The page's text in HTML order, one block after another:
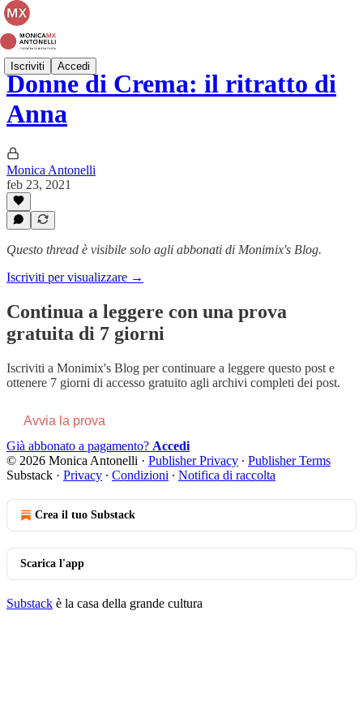
Iscriviti Accedi
Donne di Crema: il ritratto di
Anna
Monica Antonelli
feb 23, 2021
Questo thread è visibile solo agli abbonati di Monimix's Blog.
Iscriviti per visualizzare →
Continua a leggere con una prova
gratuita di 7 giorni
Iscriviti a Monimix's Blog per continuare a leggere questo post e
ottenere 7 giorni di accesso gratuito agli archivi completi dei post.
Avvia la prova
Già abbonato a pagamento? Accedi
© 2026 Monica Antonelli · Publisher Privacy ∙ Publisher Terms
Substack · Privacy ∙ Condizioni ∙ Notifica di raccolta
Crea il tuo Substack
Scarica l'app
Substack è la casa della grande cultura